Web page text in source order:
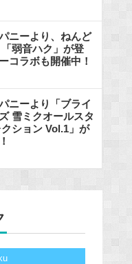
ニーより、ねんど
弱音ハク」が登
コラボも開催中！
ニーより「ブライ
雪ミクオールスタ
ション Vol.1」が